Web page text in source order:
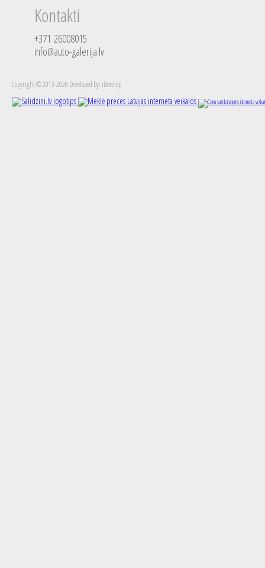
Kontakti
+371 26008015
info@auto-galerija.lv
Copyright © 2013-2026 Developed by: iDevelop